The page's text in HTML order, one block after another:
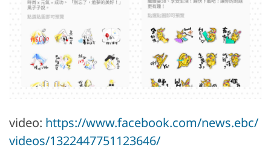
video: https://www.facebook.com/news.ebc/
videos/1322447751123646/